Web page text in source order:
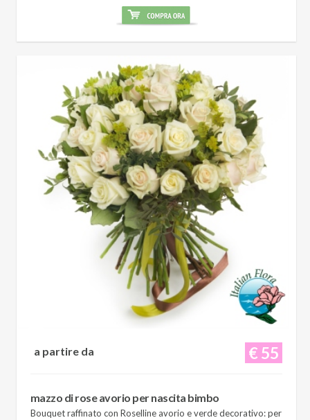
€ 55
a partire da
mazzo di rose avorio per nascita bimbo
Bouquet raffinato con Roselline avorio e verde decorativo: per